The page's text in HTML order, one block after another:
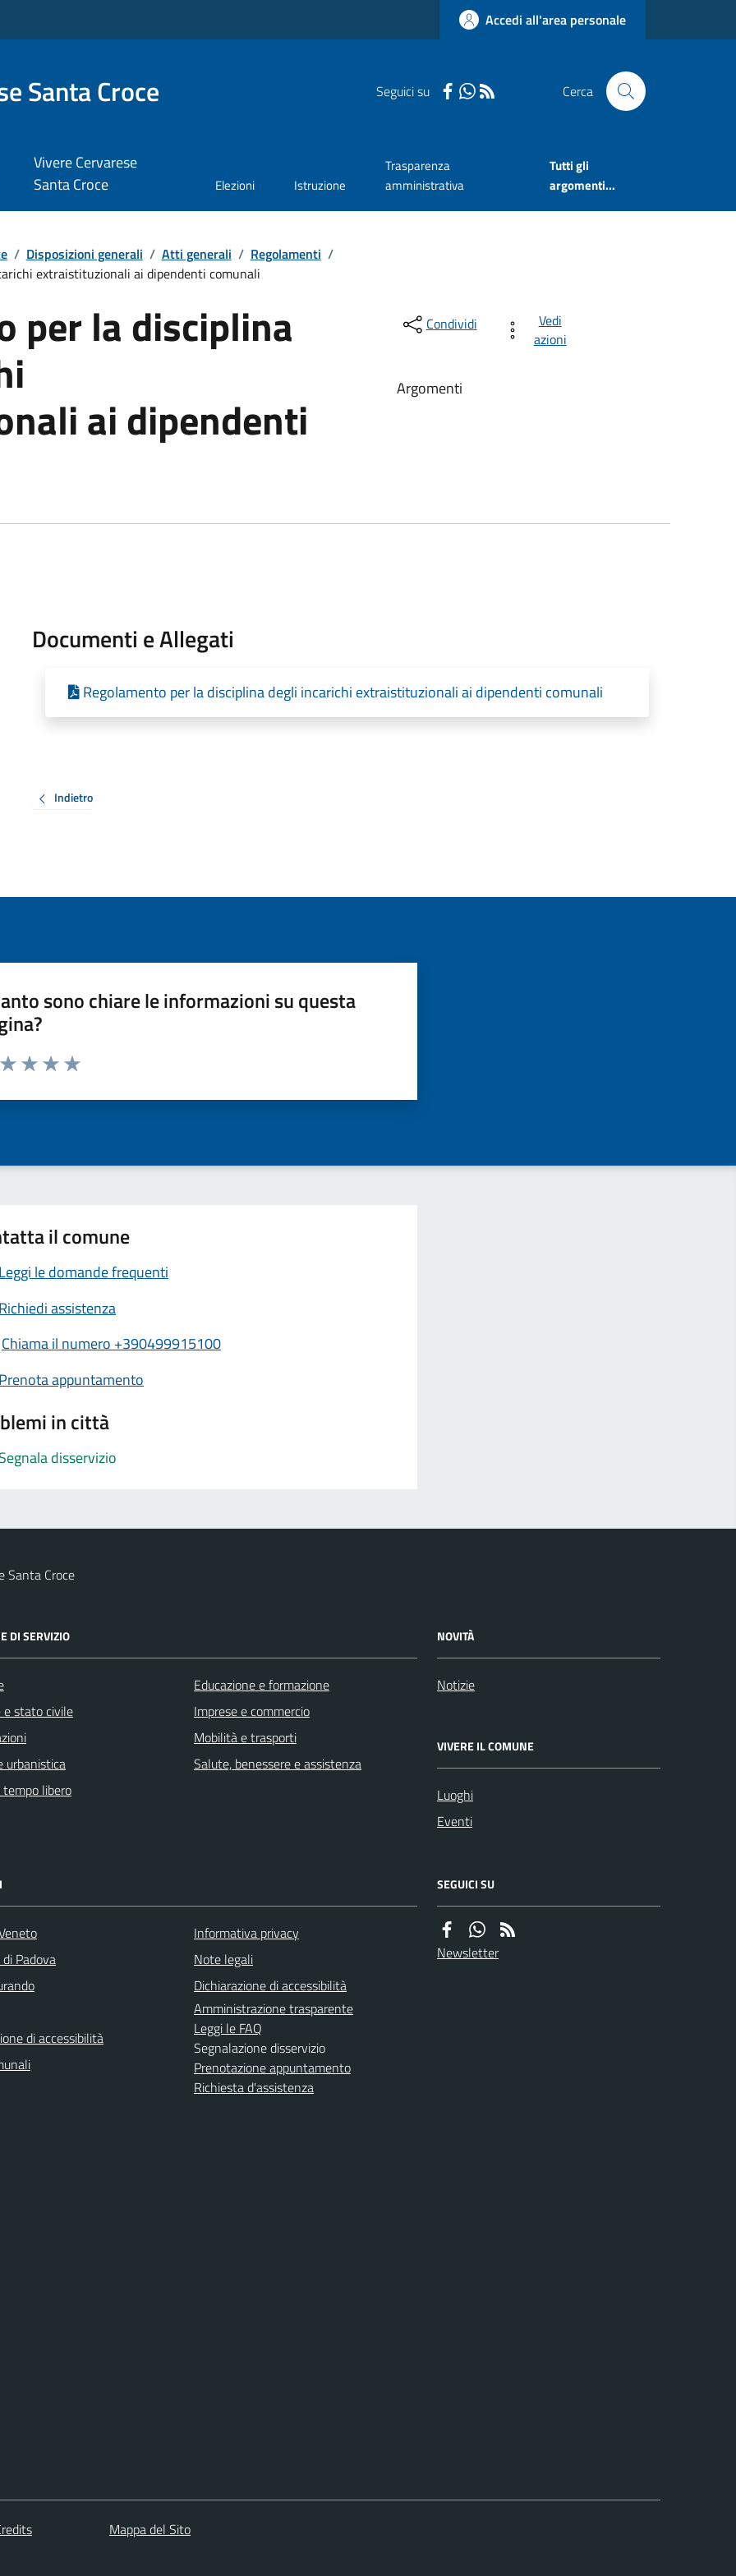
Accedi all'area personale
Santa Croce Seguici su Cerca
Vivere Cervarese
Santa Croce
Elezioni Istruzione
Trasparenza
amministrativa
Tutti gli
argomenti...
/ Disposizioni generali / Atti generali / Regolamenti /
extraistituzionali ai dipendenti comunali
per la disciplina
ai dipendenti
Condividi
Vedi
azioni
Argomenti
Documenti e Allegati
Regolamento per la disciplina degli incarichi extraistituzionali ai dipendenti comunali
Indietro
sono chiare le informazioni su questa
da 1 a 5 stelle la pagina
il comune
Leggi le domande frequenti
Richiedi assistenza
Chiama il numero +390499915100
Prenota appuntamento
in città
Segnala disservizio
Santa Croce
DI SERVIZIO
e stato civile
urbanistica
libero
Educazione e formazione
Imprese e commercio
Mobilità e trasporti
Salute, benessere e assistenza
NOVITÀ
Notizie
VIVERE IL COMUNE
Luoghi
Eventi
Padova
di accessibilità
Informativa privacy
Note legali
Dichiarazione di accessibilità
Amministrazione trasparente
Leggi le FAQ
Segnalazione disservizio
Prenotazione appuntamento
Richiesta d'assistenza
SEGUICI SU
Newsletter
Mappa del Sito